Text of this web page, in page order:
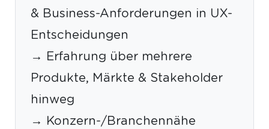
& Business-Anforderungen in UX-
Entscheidungen
→ Erfahrung über mehrere
Produkte, Märkte & Stakeholder
hinweg
→ Konzern-/Branchennähe